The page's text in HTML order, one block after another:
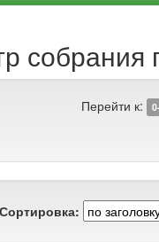
собрания
Перейти к:
Сортировка: